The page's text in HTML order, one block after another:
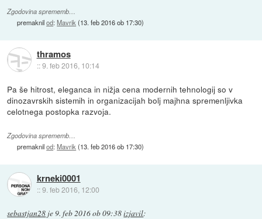
Zgodovina sprememb…
premaknilod:Mavrik (13. feb 2016 ob 17:30)
thramos
::9. feb 2016, 10:14
Pa še hitrost, eleganca in nižja cena modernih tehnologij so v
dinozavrskih sistemih in organizacijah bolj majhna spremenljivka
celotnega postopka razvoja.
Zgodovina sprememb…
premaknilod:Mavrik (13. feb 2016 ob 17:30)
krneki0001
::9. feb 2016, 12:00
sebastjan28 je9. feb 2016 ob 09:38izjavil: